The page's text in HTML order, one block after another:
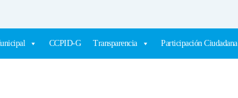
CCPID-G Transparencia Participación Ciudadana